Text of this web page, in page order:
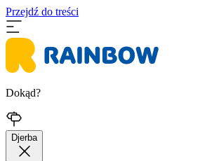
Przejdź do treści
Dokąd?
Djerba